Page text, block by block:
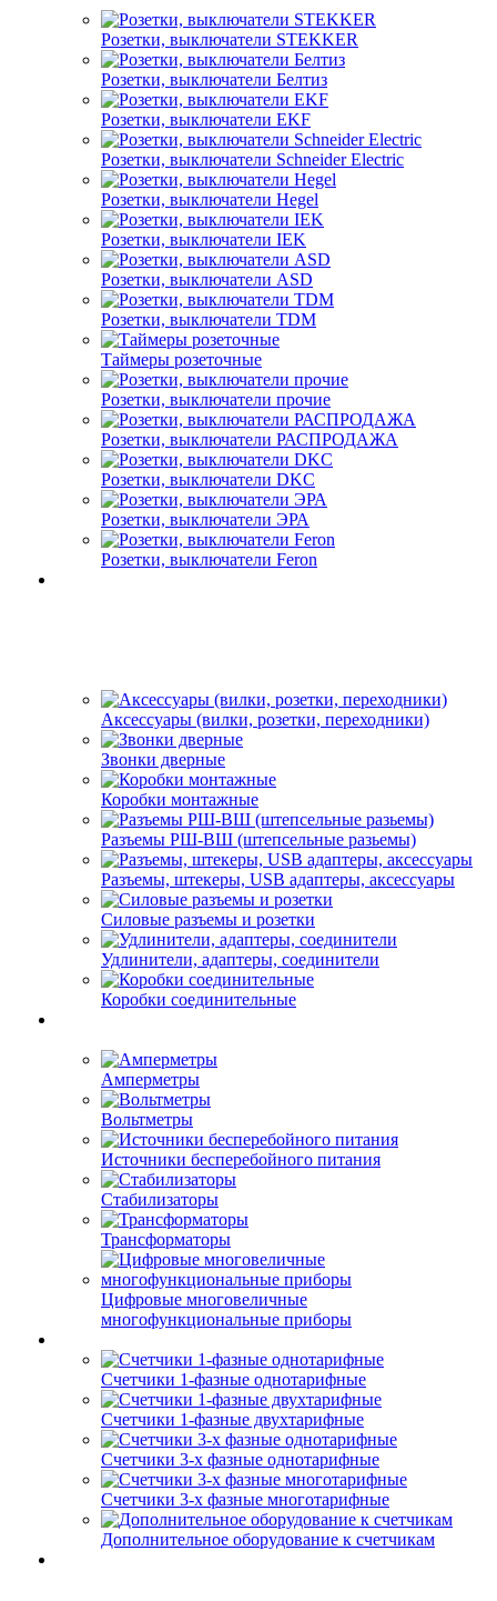
Розетки, выключатели STEKKER
Розетки, выключатели Белтиз
Розетки, выключатели EKF
Розетки, выключатели Schneider Electric
Розетки, выключатели Hegel
Розетки, выключатели IEK
Розетки, выключатели ASD
Розетки, выключатели TDM
Таймеры розеточные
Розетки, выключатели прочие
Розетки, выключатели РАСПРОДАЖА
Розетки, выключатели DKC
Розетки, выключатели ЭРА
Розетки, выключатели Feron
Аксессуары (вилки, розетки, переходники)
Звонки дверные
Коробки монтажные
Разъемы РШ-ВШ (штепсельные разьемы)
Разъемы, штекеры, USB адаптеры, аксессуары
Силовые разъемы и розетки
Удлинители, адаптеры, соединители
Коробки соединительные
Амперметры
Вольтметры
Источники бесперебойного питания
Стабилизаторы
Трансформаторы
Цифровые многовеличные
многофункциональные приборы
Счетчики 1-фазные однотарифные
Счетчики 1-фазные двухтарифные
Счетчики 3-х фазные однотарифные
Счетчики 3-х фазные многотарифные
Дополнительное оборудование к счетчикам